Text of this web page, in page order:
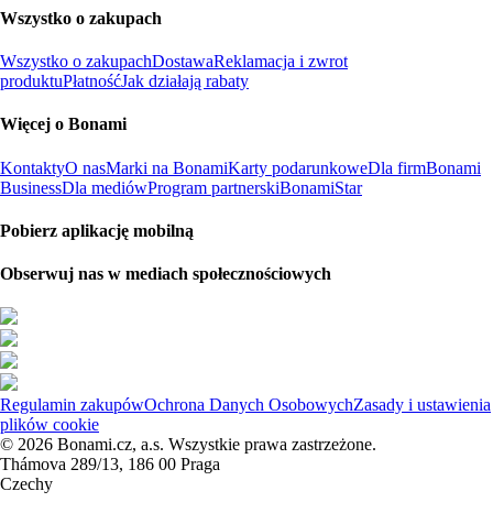
Wszystko o zakupach
Wszystko o zakupachDostawaReklamacja i zwrot
produktuPłatnośćJak działają rabaty
Więcej o Bonami
KontaktyO nasMarki na BonamiKarty podarunkoweDla firmBonami
BusinessDla mediówProgram partnerskiBonamiStar
Pobierz aplikację mobilną
Obserwuj nas w mediach społecznościowych
Regulamin zakupówOchrona Danych OsobowychZasady i ustawienia
plików cookie
© 2026 Bonami.cz, a.s. Wszystkie prawa zastrzeżone.
Thámova 289/13, 186 00 Praga
Czechy